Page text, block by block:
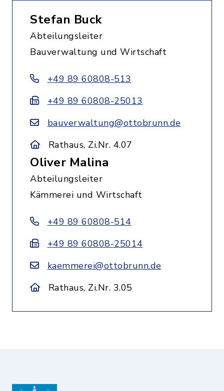
Stefan Buck
Abteilungsleiter
Bauverwaltung und Wirtschaft
+49 89 60808-513
+49 89 60808-25013
bauverwaltung@ottobrunn.de
Rathaus, Zi.Nr. 4.07
Oliver Malina
Abteilungsleiter
Kämmerei und Wirtschaft
+49 89 60808-514
+49 89 60808-25014
kaemmerei@ottobrunn.de
Rathaus, Zi.Nr. 3.05